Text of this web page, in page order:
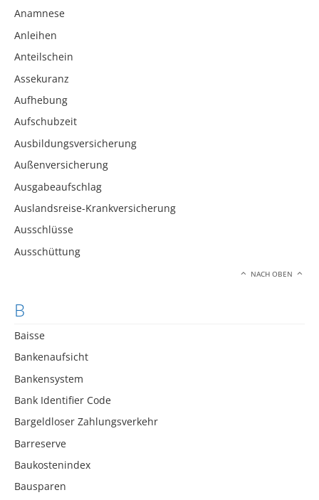
Anamnese
Anleihen
Anteilschein
Assekuranz
Aufhebung
Aufschubzeit
Ausbildungsversicherung
Außenversicherung
Ausgabeaufschlag
Auslandsreise-Krankversicherung
Ausschlüsse
Ausschüttung
NACH OBEN
B
Baisse
Bankenaufsicht
Bankensystem
Bank Identifier Code
Bargeldloser Zahlungsverkehr
Barreserve
Baukostenindex
Bausparen